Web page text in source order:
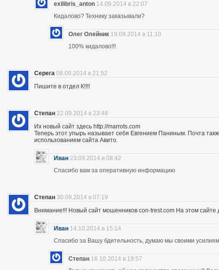
exilibris_anton 14.09.2014 в 22:07
Кидалово? Технику заказывали?
Олег Олейник 19.09.2014 в 11:10
100% кидалово!!!
Серега 08.09.2014 в 21:52
Пишите в отдел К!!!!
Степан 22.09.2014 в 23:48
Их новый сайт здесь http://marrots.com
Теперь этот упырь называет себя Евгением Паниным. Почта
использованием сайта Авито.
Иван 23.09.2014 в 08:42
Спасибо вам за оперативную информацию
Степан 30.09.2014 в 07:19
Внимание!!! Новый сайт мошенников con-trest.com На этом сайте
Иван 14.10.2014 в 15:14
Спасибо за Вашу бдительность, думаю мы своими
Степан 16.10.2014 в 19:57